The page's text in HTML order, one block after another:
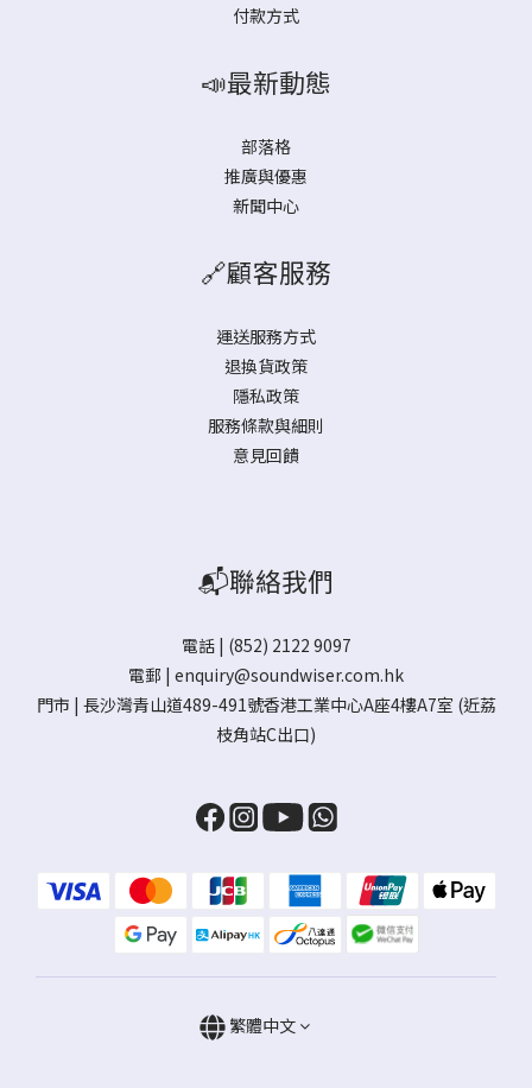
付款方式
📣最新動態
部落格
推廣與優惠
新聞中心
🔗顧客服務
運送服務方式
退換貨政策
隱私政策
服務條款與細則
意見回饋
📬聯絡我們
電話 | (852) 2122 9097
電郵 | enquiry@soundwiser.com.hk
門市 | 長沙灣青山道489-491號香港工業中心A座4樓A7室 (近荔
枝角站C出口)
繁體中文